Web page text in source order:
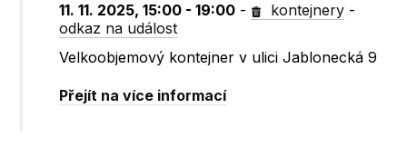
11. 11. 2025, 15:00 - 19:00 - kontejnery -
odkaz na událost
Velkoobjemový kontejner v ulici Jablonecká 9
Přejít na více informací